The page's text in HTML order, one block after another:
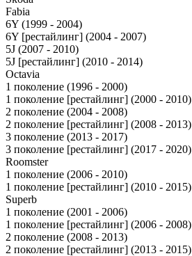
Fabia
6Y (1999 - 2004)
6Y [рестайлинг] (2004 - 2007)
5J (2007 - 2010)
5J [рестайлинг] (2010 - 2014)
Octavia
1 поколение (1996 - 2000)
1 поколение [рестайлинг] (2000 - 2010)
2 поколение (2004 - 2008)
2 поколение [рестайлинг] (2008 - 2013)
3 поколение (2013 - 2017)
3 поколение [рестайлинг] (2017 - 2020)
Roomster
1 поколение (2006 - 2010)
1 поколение [рестайлинг] (2010 - 2015)
Superb
1 поколение (2001 - 2006)
1 поколение [рестайлинг] (2006 - 2008)
2 поколение (2008 - 2013)
2 поколение [рестайлинг] (2013 - 2015)